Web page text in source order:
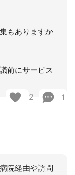
もありますか
前にサービス
2 1
院経由や訪問